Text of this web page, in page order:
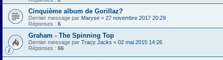
Cinquième album de Gorillaz?
Dernier message par Maryse « 27 novembre 2017 20:29
Réponses : 6
Graham - The Spinning Top
Dernier message par Tracy Jacks « 02 mai 2015 14:26
Réponses : 66